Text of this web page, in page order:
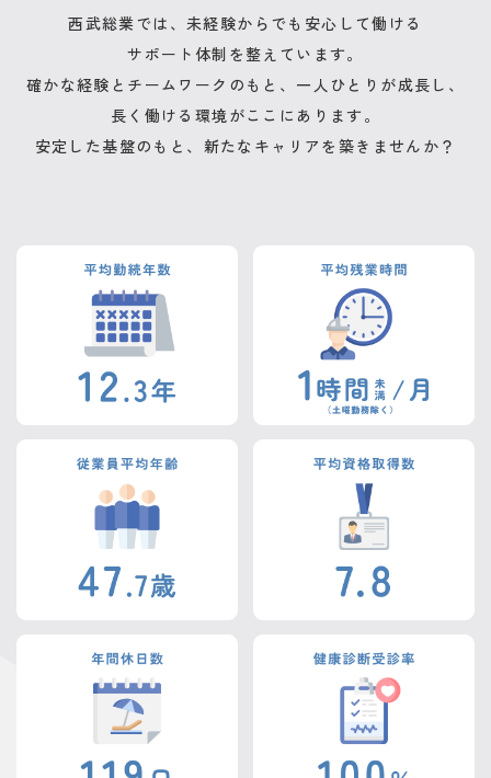
西武総業では、未経験からでも安心して働ける
サポート体制を整えています。
確かな経験とチームワークのもと、 一人ひとりが成長し、
長く働ける環境がここにあります。
安定した基盤のもと、 新たなキャリアを築きませんか？